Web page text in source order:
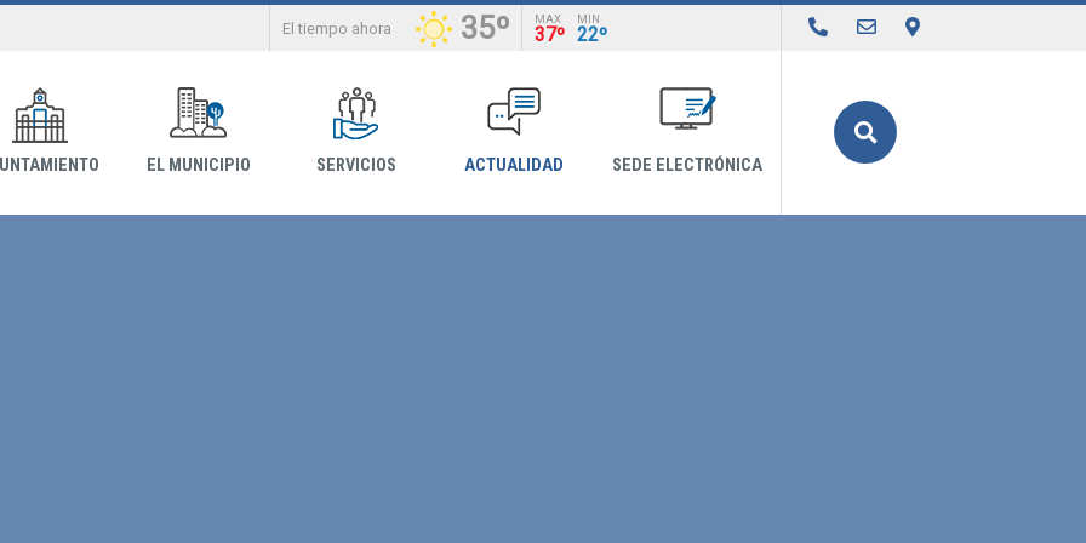
El tiempo ahora 35º MAX
37º
MIN
22º
EL MUNICIPIO SERVICIOS ACTUALIDAD SEDE ELECTRÓNICA